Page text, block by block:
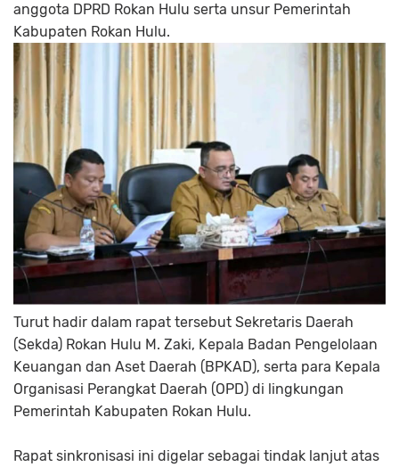
anggota DPRD Rokan Hulu serta unsur Pemerintah
Kabupaten Rokan Hulu.
Turut hadir dalam rapat tersebut Sekretaris Daerah
(Sekda) Rokan Hulu M. Zaki, Kepala Badan Pengelolaan
Keuangan dan Aset Daerah (BPKAD), serta para Kepala
Organisasi Perangkat Daerah (OPD) di lingkungan
Pemerintah Kabupaten Rokan Hulu.
Rapat sinkronisasi ini digelar sebagai tindak lanjut atas